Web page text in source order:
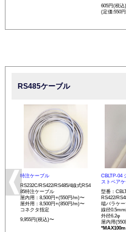
605円(税込)
(定価:550
RS485ケーブル
特注ケーブル
RS232C/RS422/RS485/4線式RS4
85特注ケーブル
屋内用：8,500円+(550円/m)〜
屋外用：8,500円+(850円/m)〜
コネクタ指定
9,955円(税込)〜
CBLTP-04
ストペア
型番：
RS422/
端バラケ
線径
外径6.2φ
屋内用(550
*MAX100m